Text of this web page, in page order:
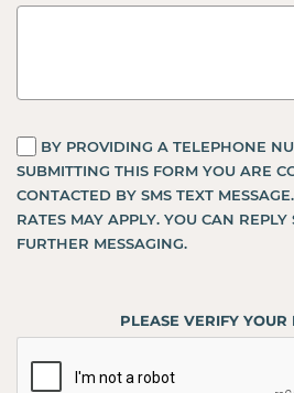
BY PROVIDING A TELEPHONE
SUBMITTING THIS FORM YOU ARE
CONTACTED BY SMS TEXT
RATES MAY APPLY. YOU CAN
FURTHER MESSAGING.
PLEASE VERIFY YOUR